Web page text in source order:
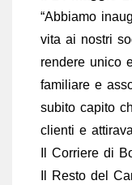
“Abbiamo
vita ai nostri
rendere unico
familiare e
subito capito
clienti e
Il Corriere di
Il Resto del